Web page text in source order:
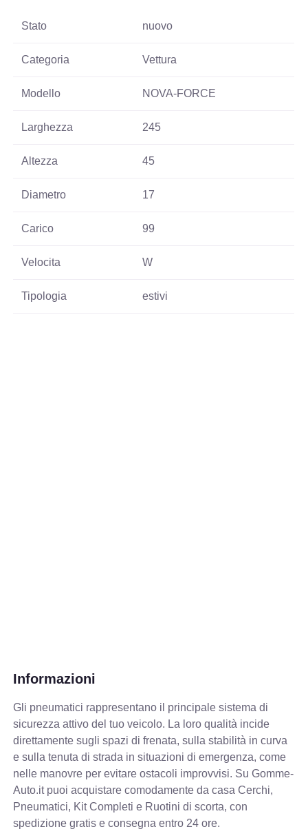
Stato nuovo
Categoria Vettura
Modello NOVA-FORCE
Larghezza 245
Altezza 45
Diametro 17
Carico 99
Velocita W
Tipologia estivi
Informazioni
Gli pneumatici rappresentano il principale sistema di
sicurezza attivo del tuo veicolo. La loro qualità incide
direttamente sugli spazi di frenata, sulla stabilità in curva
e sulla tenuta di strada in situazioni di emergenza, come
nelle manovre per evitare ostacoli improvvisi. Su Gomme-
Auto.it puoi acquistare comodamente da casa Cerchi,
Pneumatici, Kit Completi e Ruotini di scorta, con
spedizione gratis e consegna entro 24 ore.